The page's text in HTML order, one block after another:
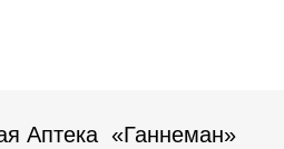
Аптека «Ганнеман»